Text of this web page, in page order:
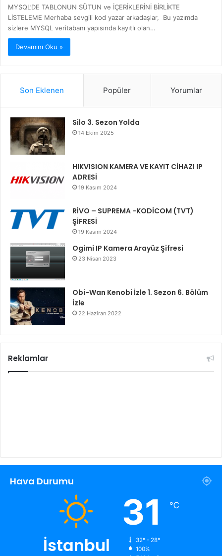
MYSQL’DE TABLONUN SÜTUN ve İÇERİKLERİNİ BİRLİKTE
LİSTELEME Merhaba sevgili kod yazar arkadaşlar, Bu yazımda
sizlere MYSQL veritabanı yapısında kayıtlı olan…
Devamını Oku »
Son Eklenen Popüler Yorumlar
Silo 3. Sezon Yolda
14 Ekim 2025
HIKVISION KAMERA VE KAYIT CİHAZI IP
ADRESİ
19 Kasım 2024
RİVO – SUPREMA -KODİCOM (TVT)
ŞİFRESİ
19 Kasım 2024
Ogimi IP Kamera Arayüz Şifresi
23 Nisan 2023
Obi-Wan Kenobi İzle 1. Sezon 6. Bölüm
İzle
22 Haziran 2022
Reklamlar
Hava Durumu
İstanbul
31 ℃
32º - 28º
100%